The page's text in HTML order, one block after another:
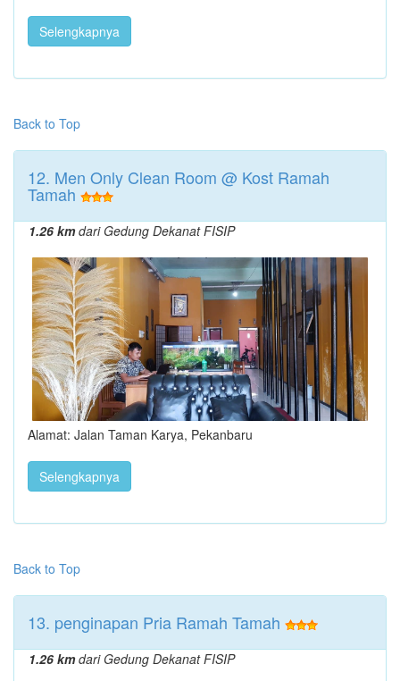
Selengkapnya
Back to Top
12. Men Only Clean Room @ Kost Ramah
Tamah
1.26 kmdari Gedung Dekanat FISIP
Alamat: Jalan Taman Karya, Pekanbaru
Selengkapnya
Back to Top
13. penginapan Pria Ramah Tamah
1.26 kmdari Gedung Dekanat FISIP